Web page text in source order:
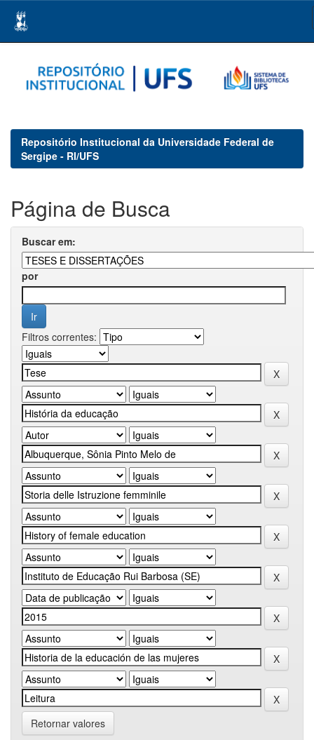
navigation
Repositório Institucional da Universidade Federal de
Sergipe - RI/UFS
Página de Busca
Buscar em:
por
Filtros correntes:
Retornar valores